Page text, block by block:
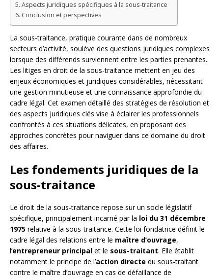
Aspects juridiques spécifiques à la sous-traitance
Conclusion et perspectives
La sous-traitance, pratique courante dans de nombreux
secteurs d’activité, soulève des questions juridiques complexes
lorsque des différends surviennent entre les parties prenantes.
Les litiges en droit de la sous-traitance mettent en jeu des
enjeux économiques et juridiques considérables, nécessitant
une gestion minutieuse et une connaissance approfondie du
cadre légal. Cet examen détaillé des stratégies de résolution et
des aspects juridiques clés vise à éclairer les professionnels
confrontés à ces situations délicates, en proposant des
approches concrètes pour naviguer dans ce domaine du droit
des affaires.
Les fondements juridiques de la
sous-traitance
Le droit de la sous-traitance repose sur un socle législatif
spécifique, principalement incarné par la loi du 31 décembre
1975 relative à la sous-traitance. Cette loi fondatrice définit le
cadre légal des relations entre le maître d’ouvrage,
l’entrepreneur principal et le sous-traitant. Elle établit
notamment le principe de l’action directe du sous-traitant
contre le maître d’ouvrage en cas de défaillance de